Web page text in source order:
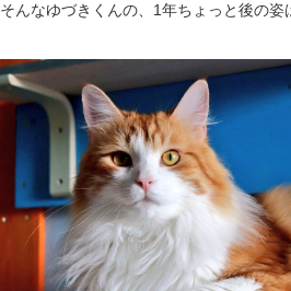
そんなゆづきくんの、1年ちょっと後の姿